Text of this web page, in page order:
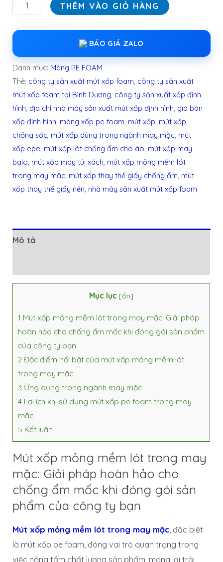
THÊM VÀO GIỎ HÀNG
BÁO GIÁ ZALO
Danh mục: Màng PE FOAM
Thẻ: công ty sản xuất mút xốp foam, công ty sản xuất
mút xốp foam tại Bình Dương, công ty sản xuất xốp định
hình,địa chỉ nhà máy sản xuất mút xốp định hình, giá bán
xốp định hình, màng xốp pe foam, mút xốp, mút xốp
chống sốc, mút xốp dùng trong ngành may mặc, mút
xốp epe, mút xốp lót chống ẩm cho áo, mút xốp may
balo, mút xốp may túi xách, mút xốp mỏng mềm lót
trong may mặc, mút xốp thay thế giấy chống ẩm, mút
xốp thay thế giấy nến, nhà máy sản xuất mút xốp foam
Mô tả
Mục lục [ẩn]
1 Mút xốp mỏng mềm lót trong may mặc: Giải pháp
hoàn hảo cho chống ẩm mốc khi đóng gói sản phẩm
của công ty bạn
2 Đặc điểm nổi bật của mút xốp mỏng mềm lót
trong may mặc
3 Ứng dụng trong ngành may mặc
4 Lợi ích khi sử dụng mút xốp pe foam trong may
mặc
5 Kết luận
Mút xốp mỏng mềm lót trong may
mặc: Giải pháp hoàn hảo cho
chống ẩm mốc khi đóng gói sản
phẩm của công ty bạn
Mút xốp mỏng mềm lót trong may mặc , đặc biệt
là mút xốp pe foam, đóng vai trò quan trọng trong
việc nâng tầm chất lượng sản phẩm, mang lại trải